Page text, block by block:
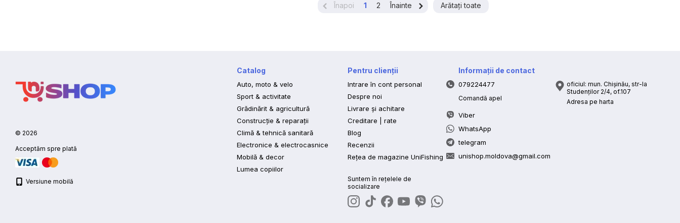
Înapoi 1 2 Înainte Arătați toate
© 2026
Acceptăm spre plată
Versiune mobilă
Catalog
Auto, moto & velo
Sport & activitate
Grădinărit & agricultură
Construcție & reparații
Climă & tehnică sanitară
Electronice & electrocasnice
Mobilă & decor
Lumea copiilor
Pentru clienții
Intrare în cont personal
Despre noi
Livrare și achitare
Creditare | rate
Blog
Recenzii
Rețea de magazine UniFishing
Suntem în rețelele de
socializare
Informații de contact
079224477
Comandă apel
Viber
WhatsApp
telegram
unishop.moldova@gmail.com
oficiul: mun. Chișinău, str-la
Studenților 2/4, of.107
Adresa pe harta